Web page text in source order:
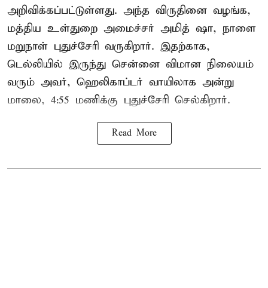
அறிவிக்கப்பட்டுள்ளது. அந்த விருதினை வழங்க,
மத்திய உள்துறை அமைச்சர் அமித் ஷா, நாளை
மறுநாள் புதுச்சேரி வருகிறார். இதற்காக,
டெல்லியில் இருந்து சென்னை விமான நிலையம்
வரும் அவர், ஹெலிகாப்டர் வாயிலாக அன்று
மாலை, 4:55 மணிக்கு புதுச்சேரி செல்கிறார்.
Read More